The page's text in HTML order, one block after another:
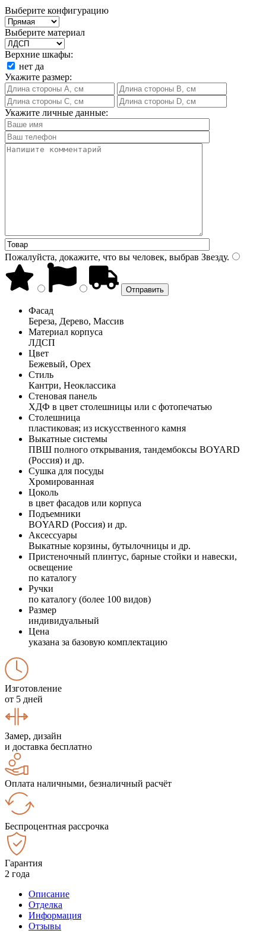
Выберите конфигурацию
Выберите материал
Верхние шкафы:
нет да
Укажите размер:
Укажите личные данные:
Пожалуйста, докажите, что вы человек, выбрав Звезду.
Фасад
Береза, Дерево, Массив
Материал корпуса
ЛДСП
Цвет
Бежевый, Орех
Стиль
Кантри, Неоклассика
Стеновая панель
ХДФ в цвет столешницы или с фотопечатью
Столешница
пластиковая; из искусственного камня
Выкатные системы
ПВШ полного открывания, тандембоксы BOYARD
(Россия) и др.
Сушка для посуды
Хромированная
Цоколь
в цвет фасадов или корпуса
Подъемники
BOYARD (Россия) и др.
Аксессуары
Выкатные корзины, бутылочницы и др.
Пристеночный плинтус, барные стойки и навески,
освещение
по каталогу
Ручки
по каталогу (более 100 видов)
Размер
индивидуальный
Цена
указана за базовую комплектацию
Изготовление
от 5 дней
Замер, дизайн
и доставка бесплатно
Оплата наличными, безналичный расчёт
Беспроцентная рассрочка
Гарантия
2 года
Описание
Отделка
Информация
Отзывы